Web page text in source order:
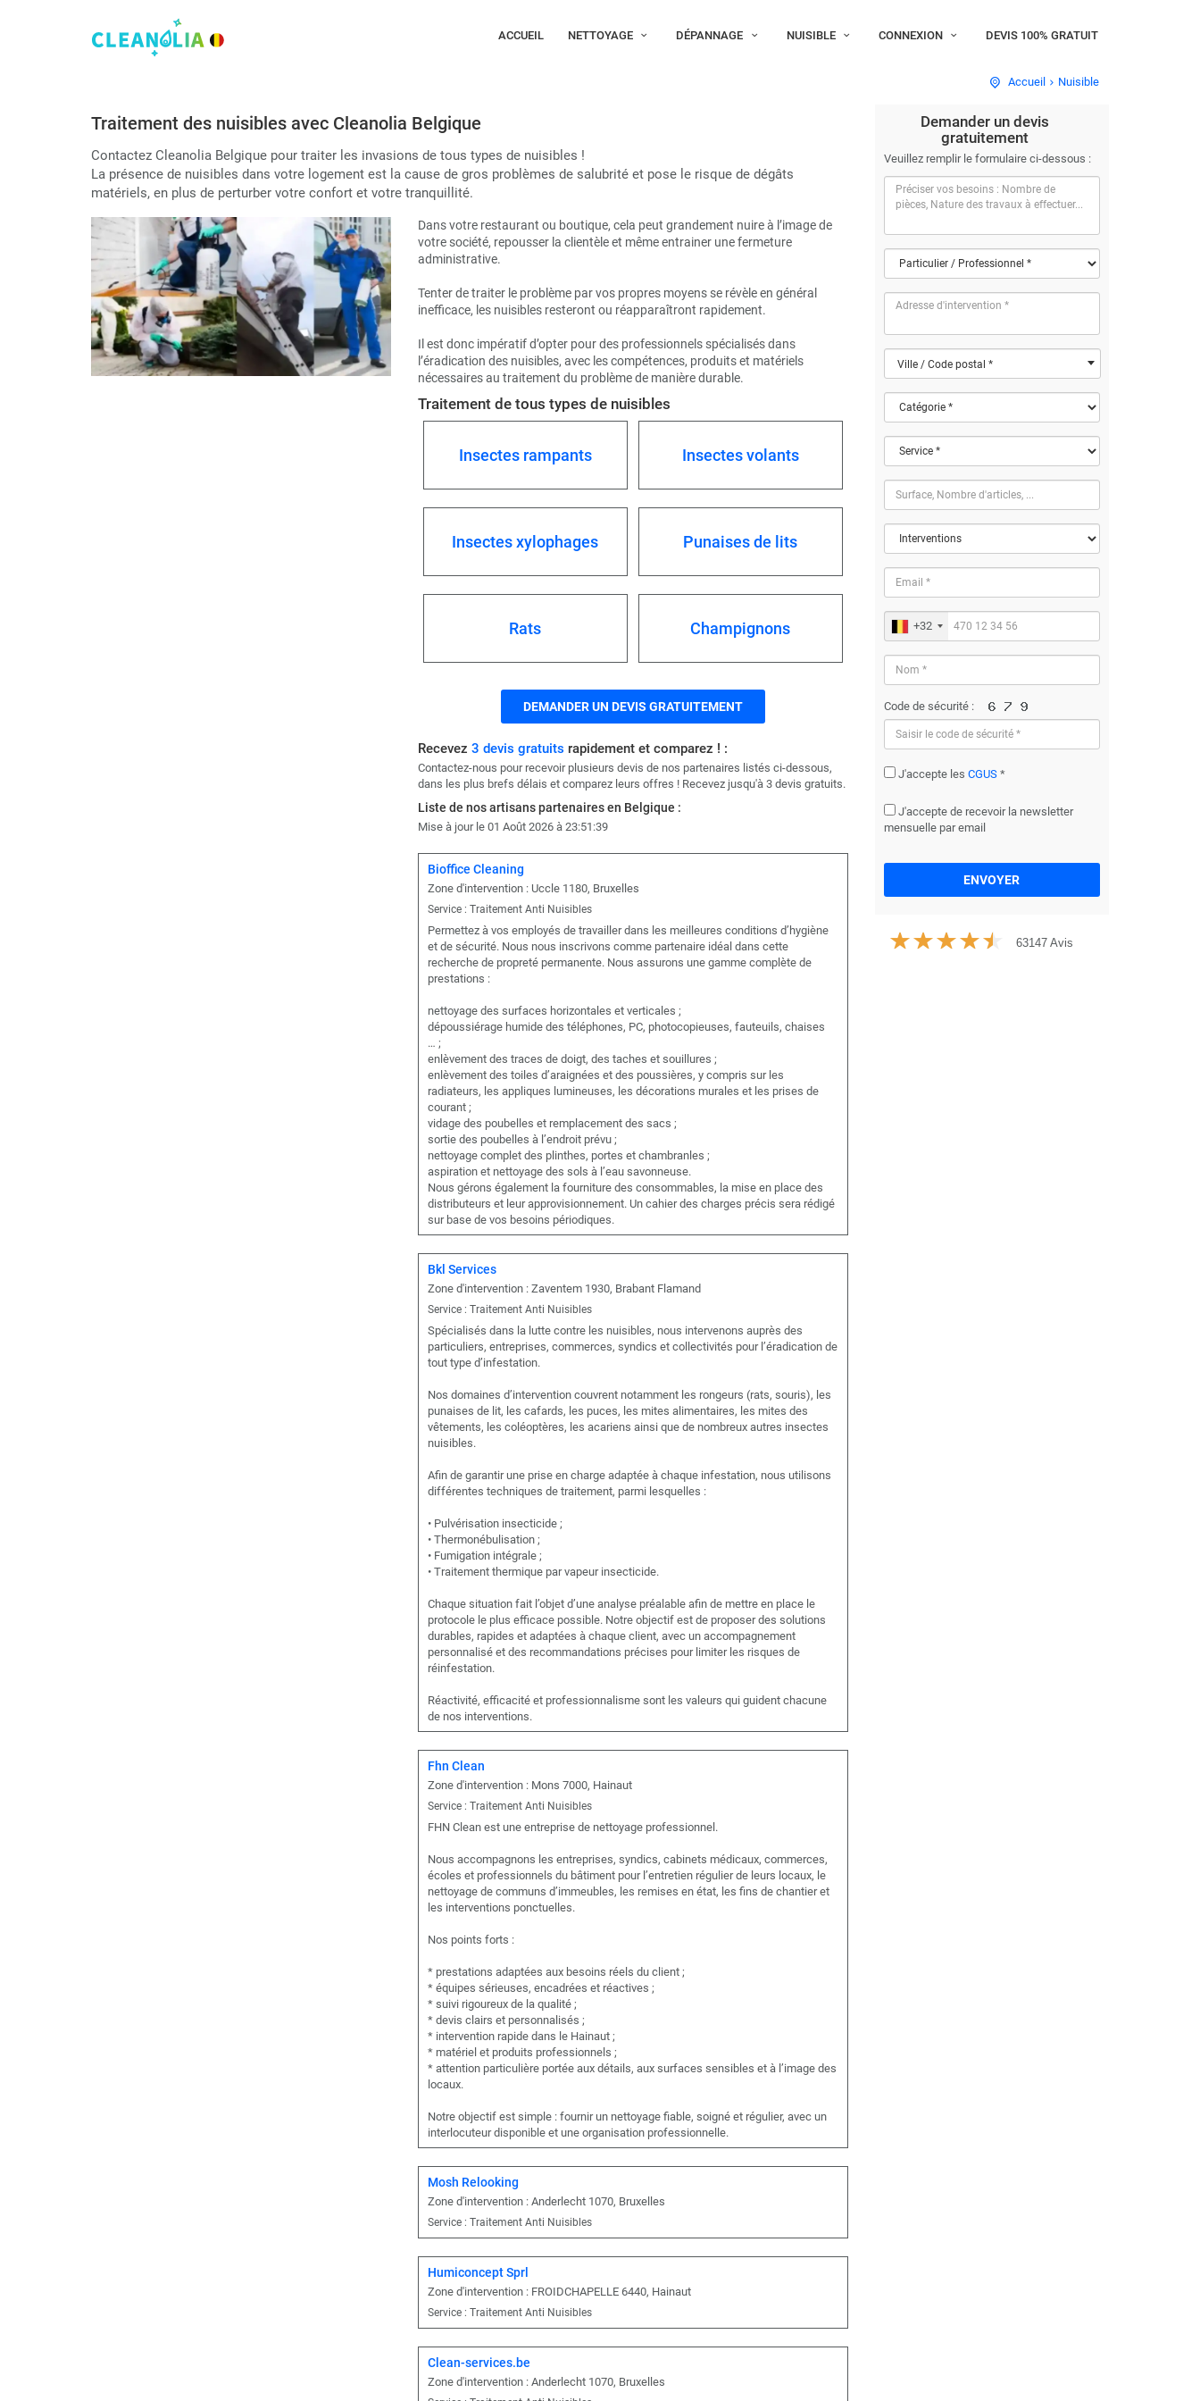
ACCUEIL NETTOYAGE DÉPANNAGE NUISIBLE CONNEXION DEVIS 100% GRATUIT
Accueil Nuisible
Traitement des nuisibles avec Cleanolia Belgique
Contactez Cleanolia Belgique pour traiter les invasions de tous types de nuisibles !
La présence de nuisibles dans votre logement est la cause de gros problèmes de salubrité et pose le risque de dégâts
matériels, en plus de perturber votre confort et votre tranquillité.
Dans votre restaurant ou boutique, cela peut grandement nuire à l’image de
votre société, repousser la clientèle et même entrainer une fermeture
administrative.
Tenter de traiter le problème par vos propres moyens se révèle en général
inefficace, les nuisibles resteront ou réapparaîtront rapidement.
Il est donc impératif d’opter pour des professionnels spécialisés dans
l’éradication des nuisibles, avec les compétences, produits et matériels
nécessaires au traitement du problème de manière durable.
Traitement de tous types de nuisibles
Insectes rampants Insectes volants
Insectes xylophages Punaises de lits
Rats Champignons
DEMANDER UN DEVIS GRATUITEMENT
Recevez 3 devis gratuits rapidement et comparez ! :
Contactez-nous pour recevoir plusieurs devis de nos partenaires listés ci-dessous,
dans les plus brefs délais et comparez leurs offres ! Recevez jusqu'à 3 devis gratuits.
Liste de nos artisans partenaires en Belgique :
Mise à jour le 01 Août 2026 à 23:51:39
Bioffice Cleaning
Zone d'intervention : Uccle 1180, Bruxelles
Service : Traitement Anti Nuisibles
Permettez à vos employés de travailler dans les meilleures conditions d’hygiène
et de sécurité. Nous nous inscrivons comme partenaire idéal dans cette
recherche de propreté permanente. Nous assurons une gamme complète de
prestations :
nettoyage des surfaces horizontales et verticales ;
dépoussiérage humide des téléphones, PC, photocopieuses, fauteuils, chaises
… ;
enlèvement des traces de doigt, des taches et souillures ;
enlèvement des toiles d’araignées et des poussières, y compris sur les
radiateurs, les appliques lumineuses, les décorations murales et les prises de
courant ;
vidage des poubelles et remplacement des sacs ;
sortie des poubelles à l’endroit prévu ;
nettoyage complet des plinthes, portes et chambranles ;
aspiration et nettoyage des sols à l’eau savonneuse.
Nous gérons également la fourniture des consommables, la mise en place des
distributeurs et leur approvisionnement. Un cahier des charges précis sera rédigé
sur base de vos besoins périodiques.
Bkl Services
Zone d'intervention : Zaventem 1930, Brabant Flamand
Service : Traitement Anti Nuisibles
Spécialisés dans la lutte contre les nuisibles, nous intervenons auprès des
particuliers, entreprises, commerces, syndics et collectivités pour l’éradication de
tout type d’infestation.
Nos domaines d’intervention couvrent notamment les rongeurs (rats, souris), les
punaises de lit, les cafards, les puces, les mites alimentaires, les mites des
vêtements, les coléoptères, les acariens ainsi que de nombreux autres insectes
nuisibles.
Afin de garantir une prise en charge adaptée à chaque infestation, nous utilisons
différentes techniques de traitement, parmi lesquelles :
• Pulvérisation insecticide ;
• Thermonébulisation ;
• Fumigation intégrale ;
• Traitement thermique par vapeur insecticide.
Chaque situation fait l’objet d’une analyse préalable afin de mettre en place le
protocole le plus efficace possible. Notre objectif est de proposer des solutions
durables, rapides et adaptées à chaque client, avec un accompagnement
personnalisé et des recommandations précises pour limiter les risques de
réinfestation.
Réactivité, efficacité et professionnalisme sont les valeurs qui guident chacune
de nos interventions.
Fhn Clean
Zone d'intervention : Mons 7000, Hainaut
Service : Traitement Anti Nuisibles
FHN Clean est une entreprise de nettoyage professionnel.
Nous accompagnons les entreprises, syndics, cabinets médicaux, commerces,
écoles et professionnels du bâtiment pour l’entretien régulier de leurs locaux, le
nettoyage de communs d’immeubles, les remises en état, les fins de chantier et
les interventions ponctuelles.
Nos points forts :
* prestations adaptées aux besoins réels du client ;
* équipes sérieuses, encadrées et réactives ;
* suivi rigoureux de la qualité ;
* devis clairs et personnalisés ;
* intervention rapide dans le Hainaut ;
* matériel et produits professionnels ;
* attention particulière portée aux détails, aux surfaces sensibles et à l’image des
locaux.
Notre objectif est simple : fournir un nettoyage fiable, soigné et régulier, avec un
interlocuteur disponible et une organisation professionnelle.
Mosh Relooking
Zone d'intervention : Anderlecht 1070, Bruxelles
Service : Traitement Anti Nuisibles
Humiconcept Sprl
Zone d'intervention : FROIDCHAPELLE 6440, Hainaut
Service : Traitement Anti Nuisibles
Clean-services.be
Zone d'intervention : Anderlecht 1070, Bruxelles
Demander un devis
gratuitement
Veuillez remplir le formulaire ci-dessous :
Ville / Code postal *
+32
Code de sécurité :
J'accepte les CGUS*
J'accepte de recevoir la newsletter
mensuelle par email
ENVOYER
63147 Avis